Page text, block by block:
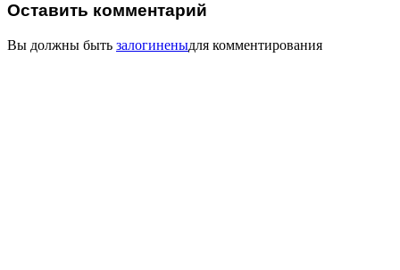
Оставить комментарий
Вы должны быть залогиненыдля комментирования